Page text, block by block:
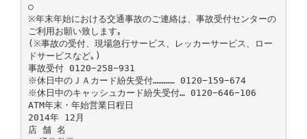
○
※年末年始における交通事故のご連絡は、事故受付センターの
ご利用お願い致します｡
(※事故の受付、現場急行サービス、レッカーサービス、ロー
ドサービスなど｡)
事故受付 0120−258−931
※休日中のＪＡカード紛失受付………… 0120−159−674
※休日中のキャッシュカード紛失受付… 0120−646−106
ATM年末・年始営業日程日
2014年 12月
店 舗 名